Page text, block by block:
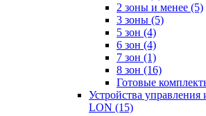
2 зоны и менее (5)
3 зоны (5)
5 зон (4)
6 зон (4)
7 зон (1)
8 зон (16)
Готовые
Устройства
LON (15)